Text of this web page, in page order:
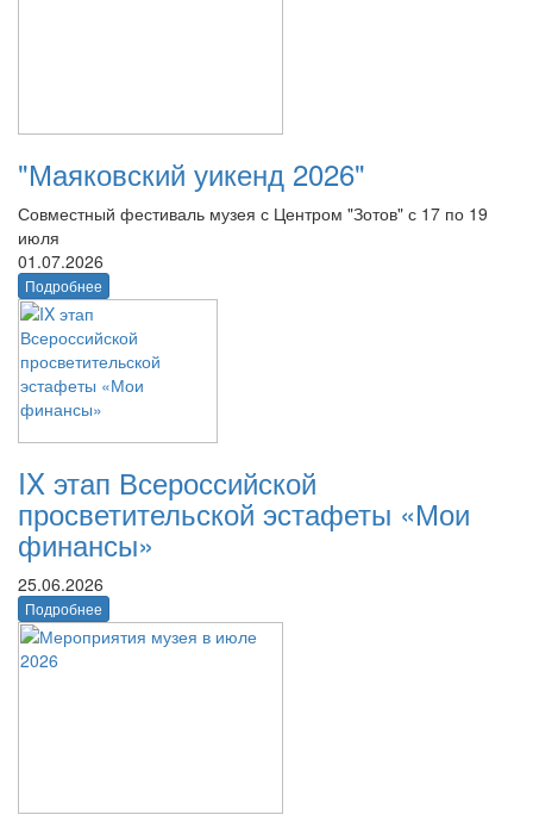
"Маяковский уикенд 2026"
Совместный фестиваль музея с Центром "Зотов" с 17 по 19
июля
01.07.2026
Подробнее
IX этап Всероссийской
просветительской эстафеты «Мои
финансы»
25.06.2026
Подробнее